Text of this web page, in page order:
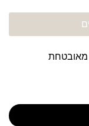
מאובטחת